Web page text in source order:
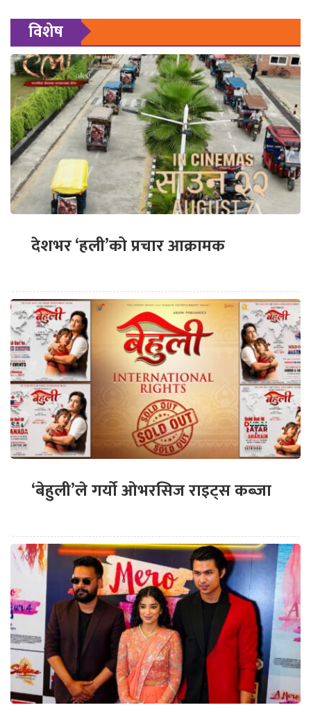
विशेष
देशभर ‘हली’को प्रचार आक्रामक
‘बेहुली’ले गर्यो ओभरसिज राइट्स कब्जा